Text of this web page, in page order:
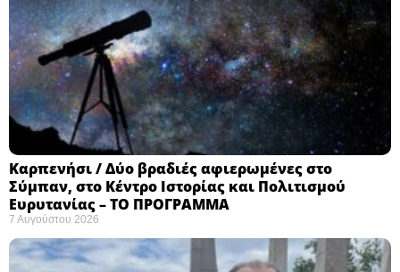
Καρπενήσι / Δύο βραδιές αφιερωμένες στο
Σύμπαν, στο Κέντρο Ιστορίας και Πολιτισμού
Ευρυτανίας – ΤΟ ΠΡΟΓΡΑΜΜΑ
7 Αυγούστου 2026